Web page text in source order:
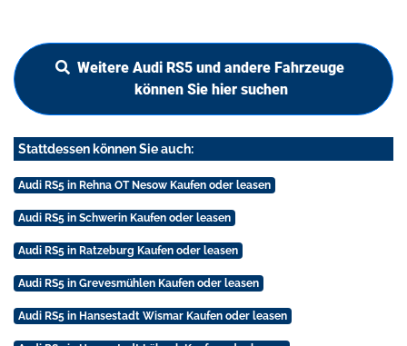
Weitere Audi RS5 und andere Fahrzeuge
können Sie hier suchen
Stattdessen können Sie auch:
Audi RS5 in Rehna OT Nesow Kaufen oder leasen
Audi RS5 in Schwerin Kaufen oder leasen
Audi RS5 in Ratzeburg Kaufen oder leasen
Audi RS5 in Grevesmühlen Kaufen oder leasen
Audi RS5 in Hansestadt Wismar Kaufen oder leasen